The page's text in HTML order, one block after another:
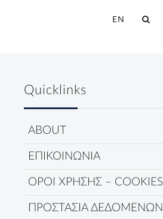
EN
Quicklinks
ABOUT
ΕΠΙΚΟΙΝΩΝΙΑ
ΟΡΟΙ ΧΡΗΣΗΣ – COOKIES
ΠΡΟΣΤΑΣΙΑ ΔΕΔΟΜΕΝΩΝ